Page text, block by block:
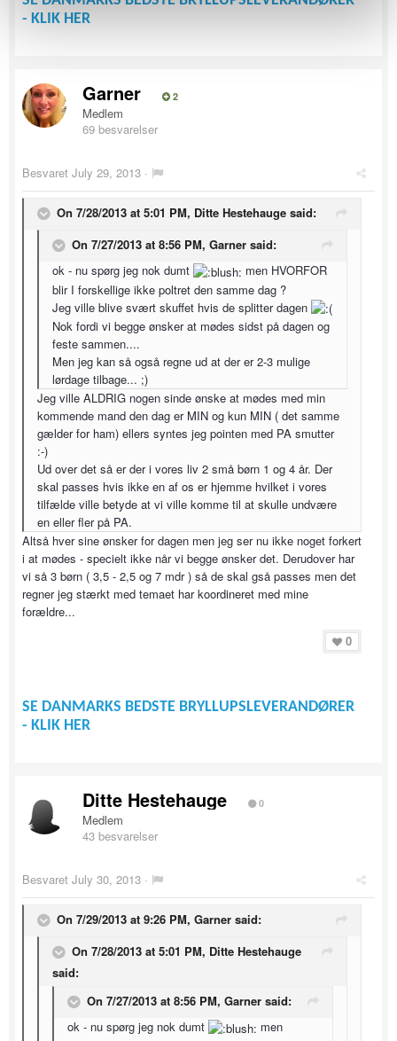
- KLIK HER
Garner 2
Medlem
69 besvarelser
Besvaret July 29, 2013 ·
On 7/28/2013 at 5:01 PM, Ditte Hestehauge said:
On 7/27/2013 at 8:56 PM, Garner said:
ok - nu spørg jeg nok dumt
men HVORFOR
blir I forskellige ikke poltret den samme dag ?
Jeg ville blive svært skuffet hvis de splitter dagen
Nok fordi vi begge ønsker at mødes sidst på dagen og
feste sammen....
Men jeg kan så også regne ud at der er 2-3 mulige
lørdage tilbage... ;)
Jeg ville ALDRIG nogen sinde ønske at mødes med min
kommende mand den dag er MIN og kun MIN ( det samme
gælder for ham) ellers syntes jeg pointen med PA smutter
:-)
Ud over det så er der i vores liv 2 små børn 1 og 4 år. Der
skal passes hvis ikke en af os er hjemme hvilket i vores
tilfælde ville betyde at vi ville komme til at skulle undvære
en eller fler på PA.
Altså hver sine ønsker for dagen men jeg ser nu ikke noget forkert
i at mødes - specielt ikke når vi begge ønsker det. Derudover har
vi så 3 børn ( 3,5 - 2,5 og 7 mdr ) så de skal gså passes men det
regner jeg stærkt med temaet har koordineret med mine
forældre...
0
SE DANMARKS BEDSTE BRYLLUPSLEVERANDØRER
- KLIK HER
Ditte Hestehauge 0
Medlem
43 besvarelser
Besvaret July 30, 2013 ·
On 7/29/2013 at 9:26 PM, Garner said:
On 7/28/2013 at 5:01 PM, Ditte Hestehauge
said:
On 7/27/2013 at 8:56 PM, Garner said:
ok - nu spørg jeg nok dumt
men